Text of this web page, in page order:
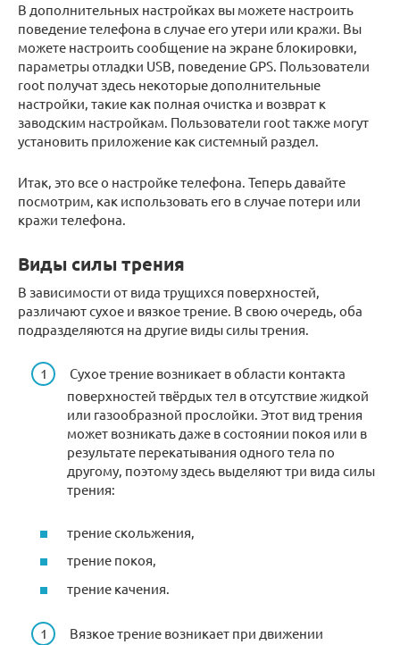
В дополнительных настройках вы можете настроить
поведение телефона в случае его утери или кражи. Вы
можете настроить сообщение на экране блокировки,
параметры отладки USB, поведение GPS. Пользователи
root получат здесь некоторые дополнительные
настройки, такие как полная очистка и возврат к
заводским настройкам. Пользователи root также могут
установить приложение как системный раздел.
Итак, это все о настройке телефона. Теперь давайте
посмотрим, как использовать его в случае потери или
кражи телефона.
Виды силы трения
В зависимости от вида трущихся поверхностей,
различают сухое и вязкое трение. В свою очередь, оба
подразделяются на другие виды силы трения.
Сухое трение возникает в области контакта
поверхностей твёрдых тел в отсутствие жидкой
или газообразной прослойки. Этот вид трения
может возникать даже в состоянии покоя или в
результате перекатывания одного тела по
другому, поэтому здесь выделяют три вида силы
трения:
трение скольжения,
трение покоя,
трение качения.
Вязкое трение возникает при движении